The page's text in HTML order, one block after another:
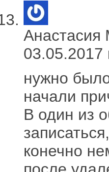
03.05.2017
нужно
начали
В один из
конечно